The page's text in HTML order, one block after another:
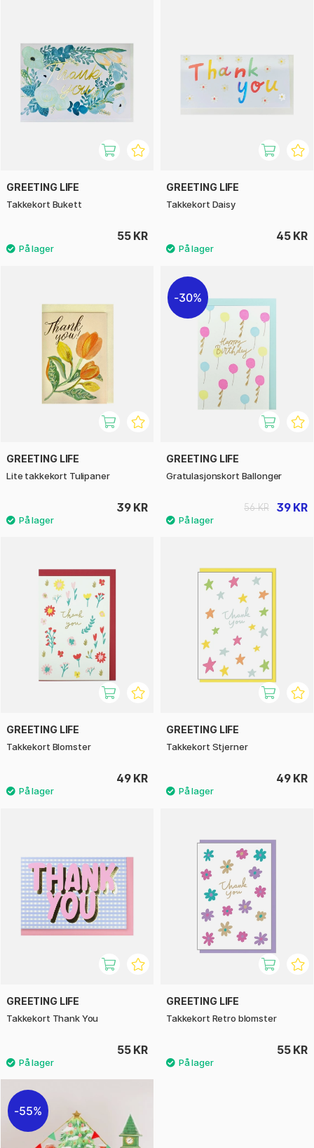
GREETING LIFE
Takkekort Bukett
55 KR
GREETING LIFE
Takkekort Daisy
45 KR
GREETING LIFE
Lite takkekort Tulipaner
39 KR
30%
GREETING LIFE
Gratulasjonskort Ballonger
39 KR
56 KR
GREETING LIFE
Takkekort Blomster
49 KR
GREETING LIFE
Takkekort Stjerner
49 KR
GREETING LIFE
Takkekort Thank You
55 KR
GREETING LIFE
Takkekort Retro blomster
55 KR
55%